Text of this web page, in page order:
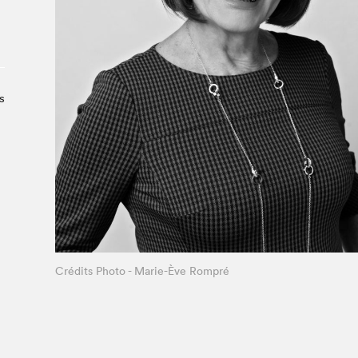
Le Salon dans la ville, espace
organisateur⋅rice
Crédits Photo - Marie-Ève Rompré